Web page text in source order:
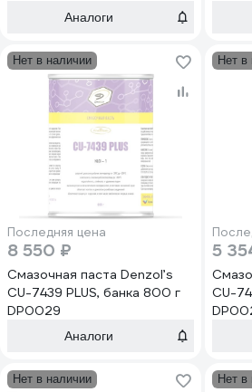
Аналоги
Нет в наличии
Последняя цена
8 550 ₽
Смазочная паста Denzol’s
CU-7439 PLUS, банка 800 г
DP0029
Аналоги
Нет в
5
CU-
Нет в наличии Нет в